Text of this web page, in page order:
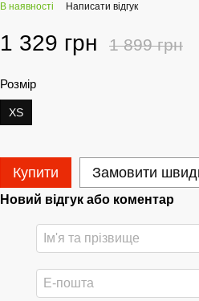
В наявності Написати відгук
1 329 грн 1 899 грн
Розмір
XS
Купити Замовити
Новий відгук або коментар